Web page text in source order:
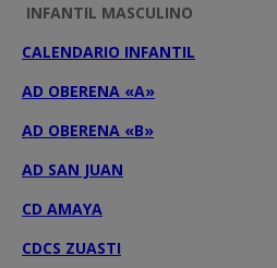
INFANTIL MASCULINO
CALENDARIO INFANTIL
AD OBERENA «A»
AD OBERENA «B»
AD SAN JUAN
CD AMAYA
CDCS ZUASTI